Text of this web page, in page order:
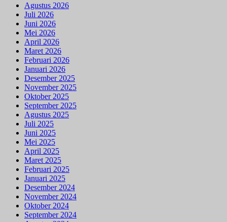
Agustus 2026
Juli 2026
Juni 2026
Mei 2026
April 2026
Maret 2026
Februari 2026
Januari 2026
Desember 2025
November 2025
Oktober 2025
September 2025
Agustus 2025
Juli 2025
Juni 2025
Mei 2025
April 2025
Maret 2025
Februari 2025
Januari 2025
Desember 2024
November 2024
Oktober 2024
September 2024